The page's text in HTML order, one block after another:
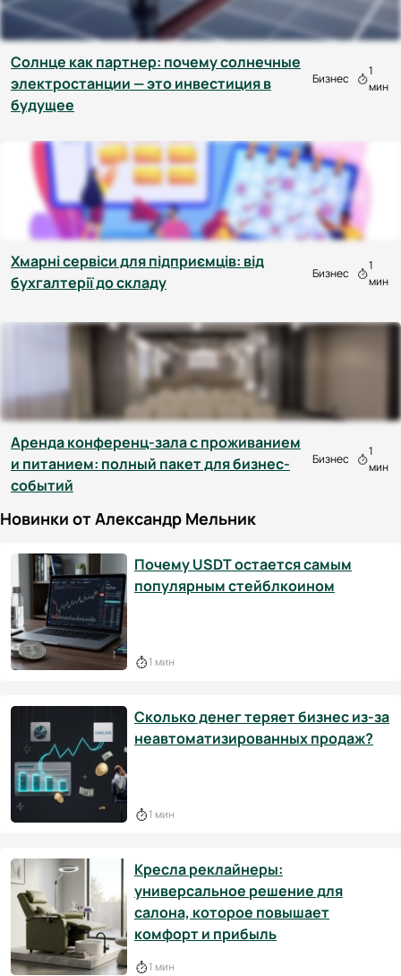
Солнце как партнер: почему солнечные
электростанции — это инвестиция в
будущее
Бизнес
1
мин
Хмарні сервіси для підприємців: від
бухгалтерії до складу
Бизнес
1
мин
Аренда конференц-зала с проживанием
и питанием: полный пакет для бизнес-
событий
Бизнес
1
мин
Новинки от Александр Мельник
Почему USDT остается самым
популярным стейблкоином
1 мин
Сколько денег теряет бизнес из-за
неавтоматизированных продаж?
1 мин
Кресла реклайнеры:
универсальное решение для
салона, которое повышает
комфорт и прибыль
1 мин